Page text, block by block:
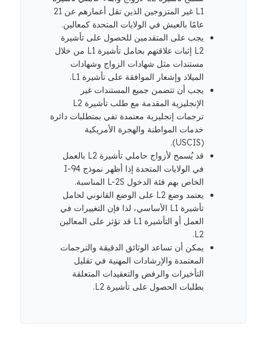
L1 غير المتزوجين الذين تقل أعمارهم عن 21
عامًا بالعيش في الولايات المتحدة كمعالين.
يجب على المتقدمين للحصول على تأشيرة
L2 إثبات علاقتهم بحامل تأشيرة L1 من خلال
مستندات مثل شهادات الزواج وشهادات
الميلاد وإشعار الموافقة على تأشيرة L1.
يجب أن تتضمن جميع المستندات غير
الإنجليزية المقدمة مع طلب تأشيرة L2
ترجمات إنجليزية معتمدة تفي بمتطلبات دائرة
خدمات المواطنة والهجرة الأمريكية
(USCIS).
قد يُسمح لأزواج حاملي تأشيرة L2 بالعمل
في الولايات المتحدة إذا أظهر نموذج I-94
الخاص بهم فئة الدخول L-2S المناسبة.
يعتمد وضع L2 على الوضع القانوني لحامل
تأشيرة L1 الأساسي، لذا فإن التغييرات في
العمل أو التأشيرة L1 قد تؤثر على المعالين
L2.
يمكن أن تساعد الوثائق الدقيقة والترجمات
المعتمدة والإرشادات المهنية في تقليل
التأخيرات والرفض والتعقيدات المتعلقة
بطلبات الحصول على تأشيرة L2.